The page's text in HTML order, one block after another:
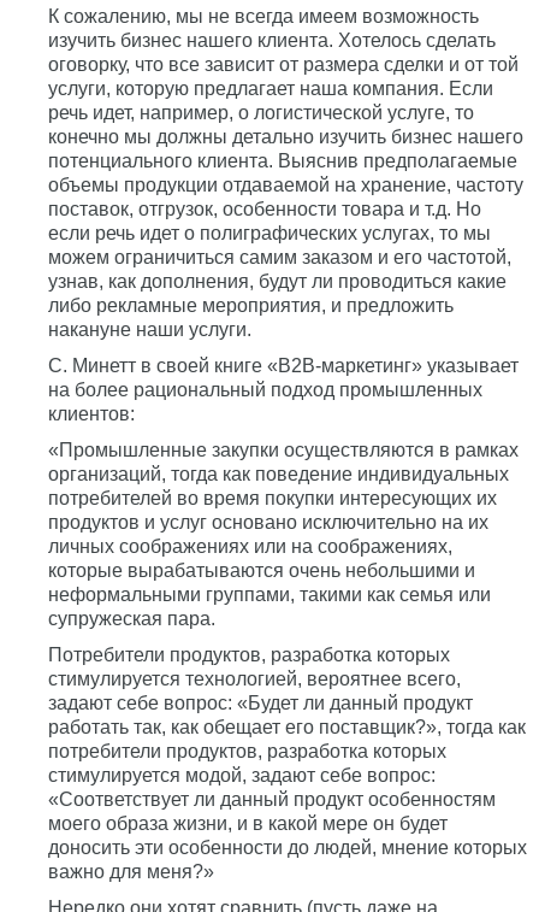
К сожалению, мы не всегда имеем возможность
изучить бизнес нашего клиента. Хотелось сделать
оговорку, что все зависит от размера сделки и от той
услуги, которую предлагает наша компания. Если
речь идет, например, о логистической услуге, то
конечно мы должны детально изучить бизнес нашего
потенциального клиента. Выяснив предполагаемые
объемы продукции отдаваемой на хранение, частоту
поставок, отгрузок, особенности товара и т.д. Но
если речь идет о полиграфических услугах, то мы
можем ограничиться самим заказом и его частотой,
узнав, как дополнения, будут ли проводиться какие
либо рекламные мероприятия, и предложить
накануне наши услуги.
С. Минетт в своей книге «В2В-маркетинг» указывает
на более рациональный подход промышленных
клиентов:
«Промышленные закупки осуществляются в рамках
организаций, тогда как поведение индивидуальных
потребителей во время покупки интересующих их
продуктов и услуг основано исключительно на их
личных соображениях или на соображениях,
которые вырабатываются очень небольшими и
неформальными группами, такими как семья или
супружеская пара.
Потребители продуктов, разработка которых
стимулируется технологией, вероятнее всего,
задают себе вопрос: «Будет ли данный продукт
работать так, как обещает его поставщик?», тогда как
потребители продуктов, разработка которых
стимулируется модой, задают себе вопрос:
«Соответствует ли данный продукт особенностям
моего образа жизни, и в какой мере он будет
доносить эти особенности до людей, мнение которых
важно для меня?»
Нередко они хотят сравнить (пусть даже на